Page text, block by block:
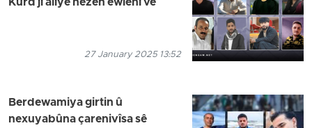
27 January 2025 13:52
Berdewamiya girtin û
nexuyabûna çarenivîsa sê